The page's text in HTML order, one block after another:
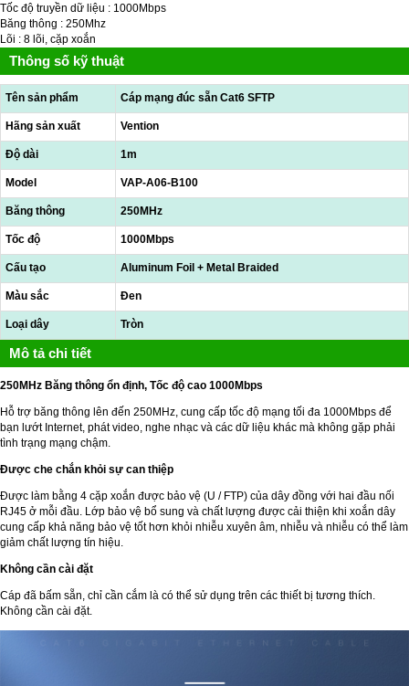
Tốc độ truyền dữ liệu : 1000Mbps
Băng thông : 250Mhz
Lõi : 8 lõi, cặp xoắn
Thông số kỹ thuật
Tên sản phẩm Cáp mạng đúc sẵn Cat6 SFTP
Hãng sản xuất Vention
Độ dài 1m
Model VAP-A06-B100
Băng thông 250MHz
Tốc độ 1000Mbps
Cấu tạo Aluminum Foil + Metal Braided
Màu sắc Đen
Loại dây Tròn
Mô tả chi tiết
250MHz Băng thông ổn định, Tốc độ cao 1000Mbps
Hỗ trợ băng thông lên đến 250MHz, cung cấp tốc độ mạng tối đa 1000Mbps để
bạn lướt Internet, phát video, nghe nhạc và các dữ liệu khác mà không gặp phải
tình trạng mạng chậm.
Được che chắn khỏi sự can thiệp
Được làm bằng 4 cặp xoắn được bảo vệ (U / FTP) của dây đồng với hai đầu nối
RJ45 ở mỗi đầu. Lớp bảo vệ bổ sung và chất lượng được cải thiện khi xoắn dây
cung cấp khả năng bảo vệ tốt hơn khỏi nhiễu xuyên âm, nhiễu và nhiễu có thể làm
giảm chất lượng tín hiệu.
Không cần cài đặt
Cáp đã bấm sẵn, chỉ cần cắm là có thể sử dụng trên các thiết bị tương thích.
Không cần cài đặt.